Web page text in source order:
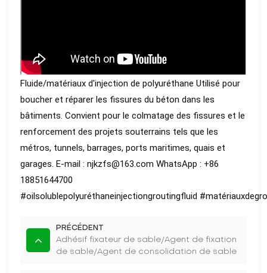
Fluide/matériaux d'injection de polyuréthane Utilisé pour
boucher et réparer les fissures du béton dans les
bâtiments. Convient pour le colmatage des fissures et le
renforcement des projets souterrains tels que les
métros, tunnels, barrages, ports maritimes, quais et
garages. E-mail : njkzfs@163.com WhatsApp : +86
18851644700
#oilsolublepolyuréthaneinjectiongroutingfluid
PRÉCÉDENT
Adhésif fixateur de sable/Agent de fixation
de sable/Agent de consolidation de sable